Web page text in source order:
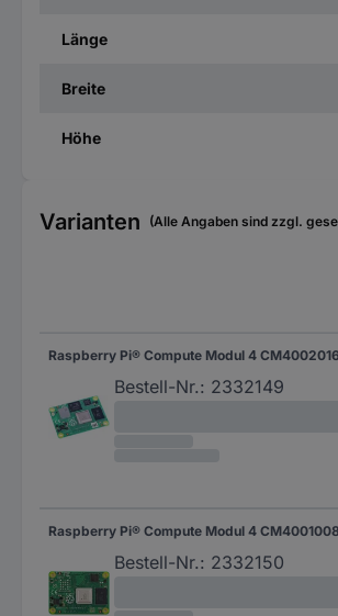
Länge
Breite
Höhe
Varianten (Alle Angaben sind zzgl.
Bestell-Nr.: 2332149
Bestell-Nr.: 2332150